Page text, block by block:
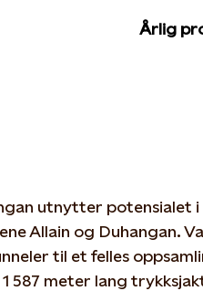
Årlig
utnytter potensialet
Allain og Duhangan.
til et felles
1 587 meter lang